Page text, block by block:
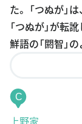
た。 「つぬが」
「つぬが」が転
鮮語の「閼智」
C
上野家